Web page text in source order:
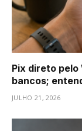
Pix direto pelo
bancos;
JULHO 21, 2026